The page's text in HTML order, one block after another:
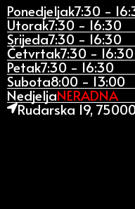
Ponedjeljak7:30 -
Utorak7:30 - 16:30
Srijeda7:30 - 16:30
Četvrtak7:30 - 16:30
Petak7:30 - 16:30
Subota8:00 - 13:00
NedjeljaNERADNA
Rudarska 19,